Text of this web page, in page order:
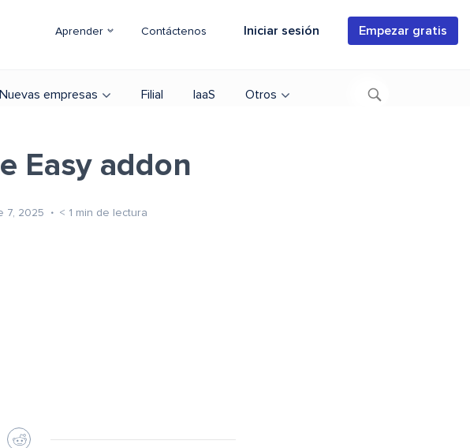
Aprender Contáctenos Iniciar sesión Empezar gratis
Nuevas empresas Filial IaaS Otros
Easy addon
7, 2025 < 1 min de lectura